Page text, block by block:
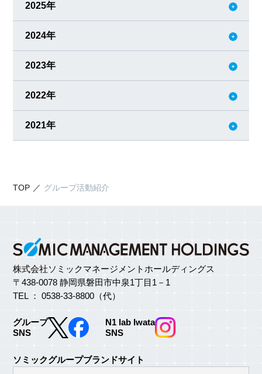
2025年
2024年
2023年
2022年
2021年
TOP グループ活動紹介
株式会社ソミックマネージメントホールディングス
〒438-0078 静岡県磐田市中泉1丁目1－1
TEL ： 0538-33-8800（代）
グループ
SNS
N1 lab Iwata
SNS
ソミックグループブランドサイト